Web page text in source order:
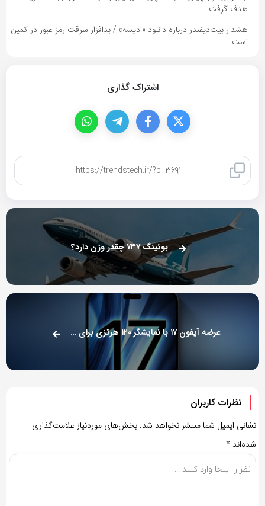
هدف گرفت
هشدار بیت‌دیفندر درباره دانلود «ادیسه» / بدافزار سرقت رمز عبور در کمین
است
اشتراک گذاری
کپی لینک
بوئینگ ۷۳۷ چقدر وزن دارد؟
عرضه آیفون ۱۷ با نمایشگر ۱۲۰ هرتزی برای تمام مدل‌ها!
نظرات کاربران
نشانی ایمیل شما منتشر نخواهد شد. بخش‌های موردنیاز علامت‌گذاری
شده‌اند *